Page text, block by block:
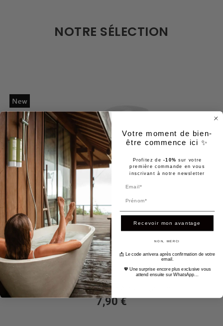
NOTRE SÉLECTION
Support mural blanc à coller (200ml)
7,90 €
Votre moment de bien-
être commence ici ✨
Profitez de -10% sur votre
première commande en vous
inscrivant à notre newsletter
Recevoir mon avantage
NON, MERCI
📩 Le code arrivera après confirmation de votre
email.
💖 Une surprise encore plus exclusive vous
attend ensuite sur WhatsApp…